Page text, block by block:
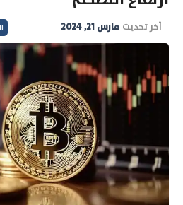
آخر تحديث مارس 21, 2024